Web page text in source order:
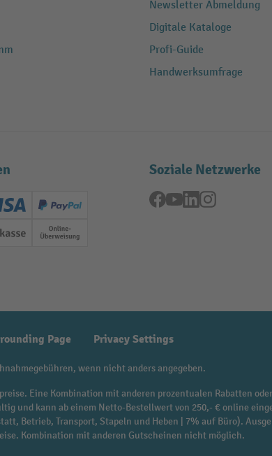
Newsletter Abmeldung
Digitale Kataloge
Profi-Guide
Handwerksumfrage
Creditcard (Visa)
PayPal
Vorkasse Online-Überweisung
Soziale Netzwerke
Facebook
YouTubeLinkedInInstagram
Page Privacy Settings
wenn nicht anders angegeben.
Eine Kombination mit anderen prozentualen Rabatten
und kann ab einem Netto-Bestellwert von 250,- € online
Betrieb, Transport, Stapeln und Heben | 7% auf Büro).
Kombination mit anderen Gutscheinen nicht möglich.